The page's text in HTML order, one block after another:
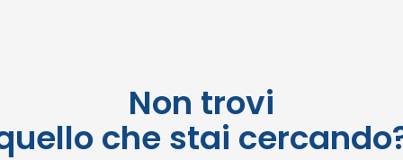
Non trovi
che stai